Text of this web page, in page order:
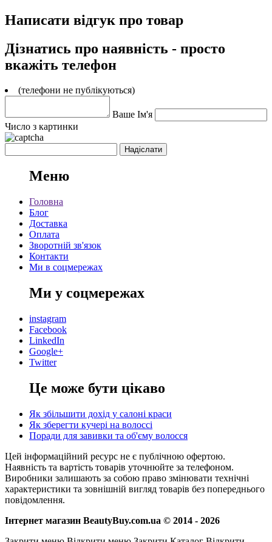
Написати відгук про товар
Дізнатись про наявність - просто
вкажіть телефон
(телефони не публікуються)
Ваше Ім'я
Число з картинки
Меню
Головна
Блог
Доставка
Оплата
Зворотній зв'язок
Контакти
Ми в соцмережах
Ми у соцмережах
instagram
Facebook
LinkedIn
Google+
Twitter
Це може бути цікаво
Як збільшити дохід у салоні краси
Як зберегти кучері на волоссі
Поради для завивки та об'єму волосся
Цей інформаційний ресурс не є публічною офертою.
Наявність та вартість товарів уточнюйте за телефоном.
Виробники залишають за собою право змінювати технічні
характеристики та зовнішній вигляд товарів без попереднього
повідомлення.
Інтернет магазин BeautyBuy.com.ua © 2014 - 2026